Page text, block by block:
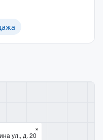
ул., д. 20
×